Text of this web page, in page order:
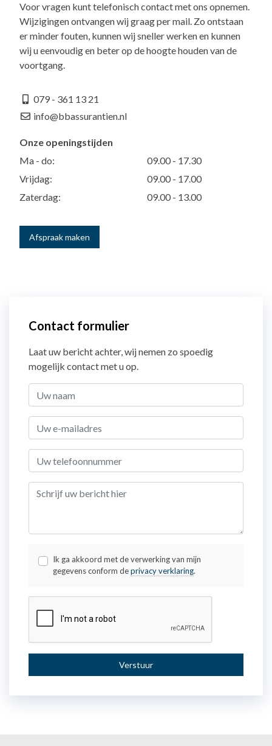
Voor vragen kunt telefonisch contact met ons opnemen.
Wijzigingen ontvangen wij graag per mail. Zo ontstaan
er minder fouten, kunnen wij sneller werken en kunnen
wij u eenvoudig en beter op de hoogte houden van de
voortgang.
079 - 361 13 21
info@bbassurantien.nl
Onze openingstijden
Ma - do:
09.00 - 17.30
Vrijdag:
09.00 - 17.00
Zaterdag:
09.00 - 13.00
Afspraak maken
Contact formulier
Laat uw bericht achter, wij nemen zo spoedig
mogelijk contact met u op.
Ik ga akkoord met de verwerking van mijn
gegevens conform deprivacy verklaring.
Verstuur